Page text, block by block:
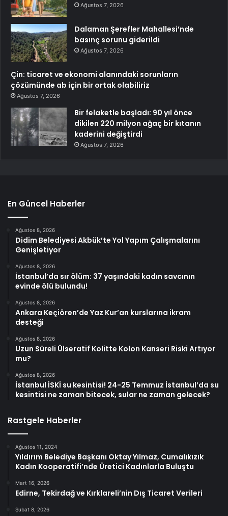
Ağustos 7, 2026
Dalaman Şerefler Mahallesi’nde
basınç sorunu giderildi
Ağustos 7, 2026
Çin: ticaret ve ekonomi alanındaki sorunların
çözümünde ab için bir ortak olabiliriz
Ağustos 7, 2026
Bir felaketle başladı: 90 yıl önce
dikilen 220 milyon ağaç bir kıtanın
kaderini değiştirdi
Ağustos 7, 2026
En Güncel Haberler
Ağustos 8, 2026
Didim Belediyesi Akbük’te Yol Yapım Çalışmalarını
Genişletiyor
Ağustos 8, 2026
İstanbul’da sır ölüm: 37 yaşındaki kadın savcının
evinde ölü bulundu!
Ağustos 8, 2026
Ankara Keçiören’de Yaz Kur’an kurslarına ikram
desteği
Ağustos 8, 2026
Uzun Süreli Ülseratif Kolitte Kolon Kanseri Riski Artıyor
mu?
Ağustos 8, 2026
İstanbul İSKİ su kesintisi! 24-25 Temmuz İstanbul’da su
kesintisi ne zaman bitecek, sular ne zaman gelecek?
Rastgele Haberler
Ağustos 11, 2024
Yıldırım Belediye Başkanı Oktay Yılmaz, Cumalıkızık
Kadın Kooperatifi’nde Üretici Kadınlarla Buluştu
Mart 16, 2026
Edirne, Tekirdağ ve Kırklareli’nin Dış Ticaret Verileri
Şubat 8, 2026